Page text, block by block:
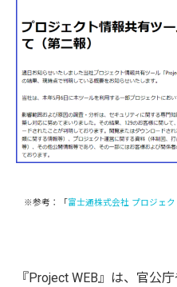
※参考：「 富士通株式会社 プロジェ
『Project WEB』は、官公